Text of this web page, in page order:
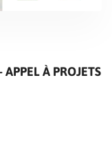
À PROJETS